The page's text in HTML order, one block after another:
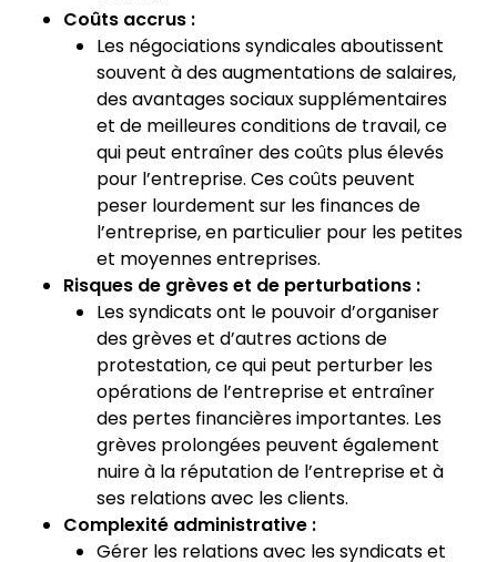
Coûts accrus :
Les négociations syndicales aboutissent
souvent à des augmentations de salaires,
des avantages sociaux supplémentaires
et de meilleures conditions de travail, ce
qui peut entraîner des coûts plus élevés
pour l’entreprise. Ces coûts peuvent
peser lourdement sur les finances de
l’entreprise, en particulier pour les petites
et moyennes entreprises.
Risques de grèves et de perturbations :
Les syndicats ont le pouvoir d’organiser
des grèves et d’autres actions de
protestation, ce qui peut perturber les
opérations de l’entreprise et entraîner
des pertes financières importantes. Les
grèves prolongées peuvent également
nuire à la réputation de l’entreprise et à
ses relations avec les clients.
Complexité administrative :
Gérer les relations avec les syndicats et